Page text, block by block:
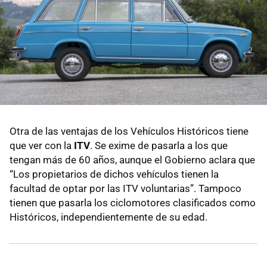
Otra de las ventajas de los Vehículos Históricos tiene
que ver con la ITV. Se exime de pasarla a los que
tengan más de 60 años, aunque el Gobierno aclara que
“Los propietarios de dichos vehículos tienen la
facultad de optar por las ITV voluntarias”. Tampoco
tienen que pasarla los ciclomotores clasificados como
Históricos, independientemente de su edad.